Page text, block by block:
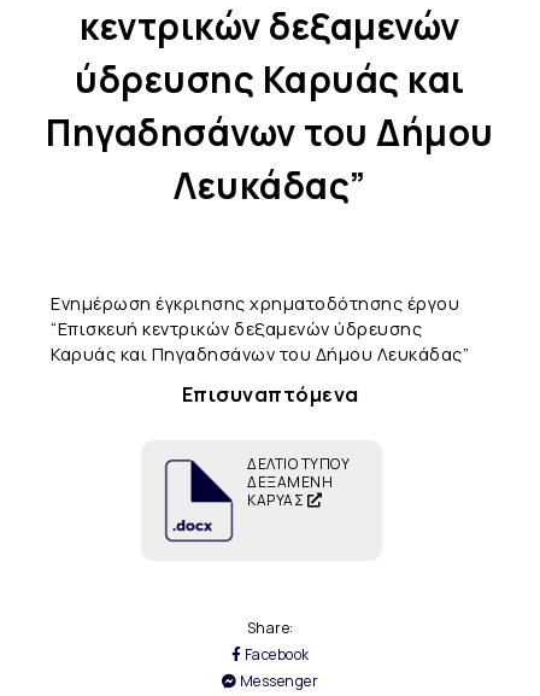
κεντρικών δεξαμενών
ύδρευσης Καρυάς και
Πηγαδησάνων του Δήμου
Λευκάδας”
Ενημέρωση έγκριησης χρηματοδότησης έργου
“Επισκευή κεντρικών δεξαμενών ύδρευσης
Καρυάς και Πηγαδησάνων του Δήμου Λευκάδας”
Επισυναπτόμενα
ΔΕΛΤΙΟ ΤΥΠΟΥ
ΔΕΞΑΜΕΝΗ
ΚΑΡΥΑΣ
Share:
Facebook
Messenger